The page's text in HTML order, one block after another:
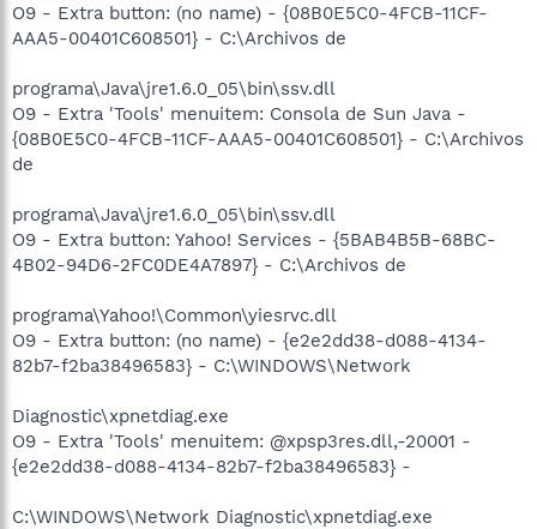
O9 - Extra button: (no name) - {08B0E5C0-4FCB-11CF-
AAA5-00401C608501} - C:\Archivos de
programa\Java\jre1.6.0_05\bin\ssv.dll
O9 - Extra 'Tools' menuitem: Consola de Sun Java -
{08B0E5C0-4FCB-11CF-AAA5-00401C608501} - C:\Archivos
de
programa\Java\jre1.6.0_05\bin\ssv.dll
O9 - Extra button: Yahoo! Services - {5BAB4B5B-68BC-
4B02-94D6-2FC0DE4A7897} - C:\Archivos de
programa\Yahoo!\Common\yiesrvc.dll
O9 - Extra button: (no name) - {e2e2dd38-d088-4134-
82b7-f2ba38496583} - C:\WINDOWS\Network
Diagnostic\xpnetdiag.exe
O9 - Extra 'Tools' menuitem: @xpsp3res.dll,-20001 -
{e2e2dd38-d088-4134-82b7-f2ba38496583} -
C:\WINDOWS\Network Diagnostic\xpnetdiag.exe